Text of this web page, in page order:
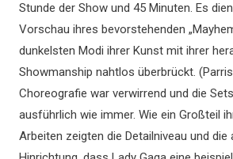
Stunde der Show und 45 Minuten. Es
Vorschau ihres bevorstehenden
dunkelsten Modi ihrer Kunst mit ihrer
Showmanship nahtlos überbrückt.
Choreografie war verwirrend und die
ausführlich wie immer. Wie ein Großteil
Arbeiten zeigten die Detailniveau und die